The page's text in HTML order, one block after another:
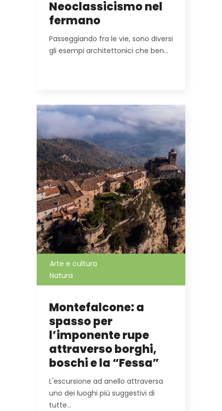
Neoclassicismo nel
fermano
Passeggiando fra le vie, sono diversi
gli esempi architettonici che ben…
Arte e cultura
Natura
Montefalcone: a
spasso per
l’imponente rupe
attraverso borghi,
boschi e la “Fessa”
L'escursione ad anello attraversa
uno dei luoghi più suggestivi di
tutte…